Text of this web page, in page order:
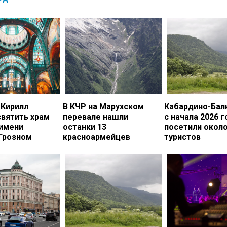
храм
В КЧР на Марухском
перевале нашли
останки 13
красноармейцев
Кабардино-
с начала 2026
посетили
туристов